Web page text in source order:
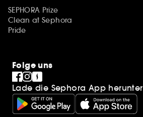
SEPHORA Prize
Clean at Sephora
Pride
Folge uns
Lade die Sephora App herunter